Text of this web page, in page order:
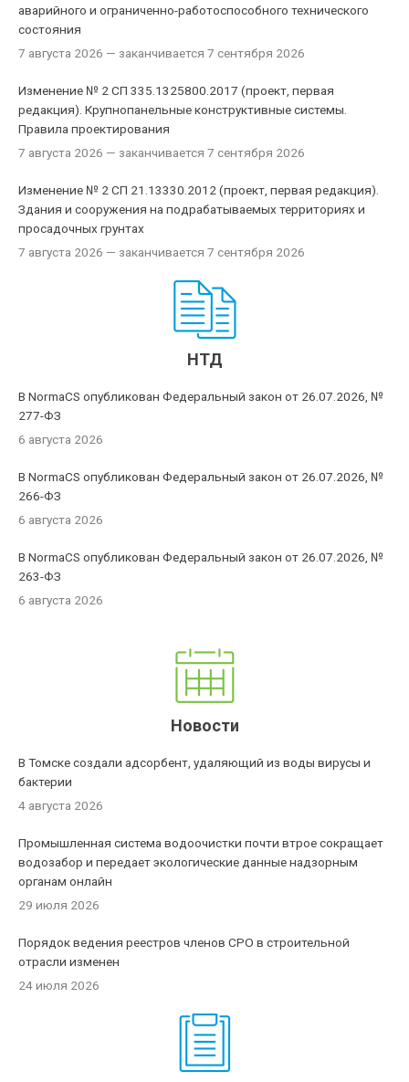
аварийного и ограниченно-работоспособного технического
состояния
7 августа 2026 — заканчивается 7 сентября 2026
Изменение № 2 СП 335.1325800.2017 (проект, первая
редакция). Крупнопанельные конструктивные системы.
Правила проектирования
7 августа 2026 — заканчивается 7 сентября 2026
Изменение № 2 СП 21.13330.2012 (проект, первая редакция).
Здания и сооружения на подрабатываемых территориях и
просадочных грунтах
7 августа 2026 — заканчивается 7 сентября 2026
НТД
В NormaCS опубликован Федеральный закон от 26.07.2026, №
277-ФЗ
6 августа 2026
В NormaCS опубликован Федеральный закон от 26.07.2026, №
266-ФЗ
6 августа 2026
В NormaCS опубликован Федеральный закон от 26.07.2026, №
263-ФЗ
6 августа 2026
Новости
В Томске создали адсорбент, удаляющий из воды вирусы и
бактерии
4 августа 2026
Промышленная система водоочистки почти втрое сокращает
водозабор и передает экологические данные надзорным
органам онлайн
29 июля 2026
Порядок ведения реестров членов СРО в строительной
отрасли изменен
24 июля 2026